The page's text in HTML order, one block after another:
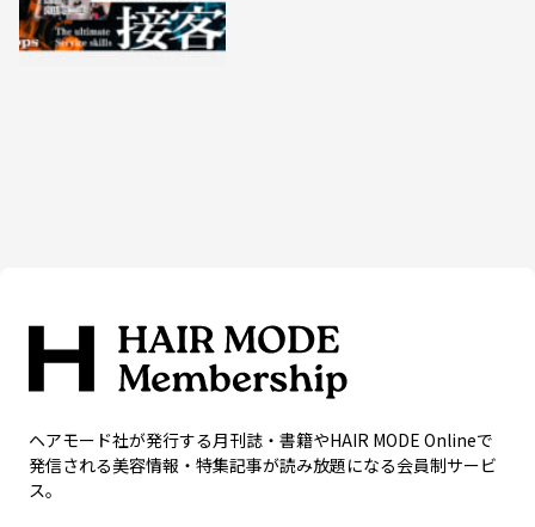
ヘアモード社が発行する月刊誌・書籍やHAIR MODE Onlineで
発信される美容情報・特集記事が読み放題になる会員制サービ
ス。